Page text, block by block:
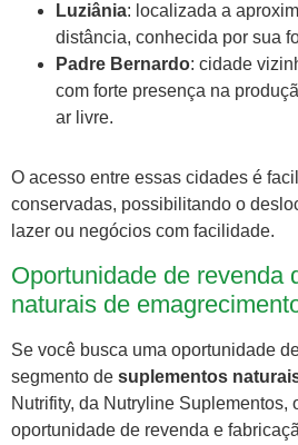
Luziânia: localizada a
distância, conhecida por sua
Padre Bernardo: cidade
com forte presença na
ar livre.
O acesso entre essas cidades é
conservadas, possibilitando o
lazer ou negócios com facilidade.
Oportunidade de revenda
naturais de
Se você busca uma oportunidade
segmento de suplementos
Nutrifity, da Nutryline Suplementos,
oportunidade de revenda e